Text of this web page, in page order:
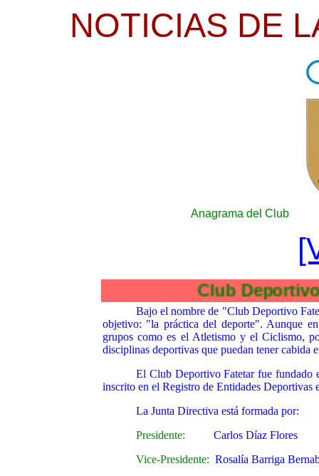
NOTICIAS DE
Anagrama del Club
Club
Bajo el nombre de "Club Deportivo
objetivo: "la práctica del deporte". Aunque
grupos como es el Atletismo y el Ciclismo,
disciplinas deportivas que puedan tener cabida
El Club Deportivo Fatetar fue fundado
inscrito en el Registro de Entidades Deportivas
La Junta Directiva está formada por:
Presidente:
Carlos Díaz Flores
Vice-Presidente: Rosalía Barriga